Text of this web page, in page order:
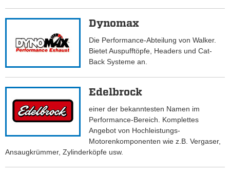
Dynomax
Die Performance-Abteilung von Walker.
Bietet Auspufftöpfe, Headers und Cat-
Back Systeme an.
Edelbrock
einer der bekanntesten Namen im
Performance-Bereich. Komplettes
Angebot von Hochleistungs-
Motorenkomponenten wie z.B. Vergaser,
Ansaugkrümmer, Zylinderköpfe usw.